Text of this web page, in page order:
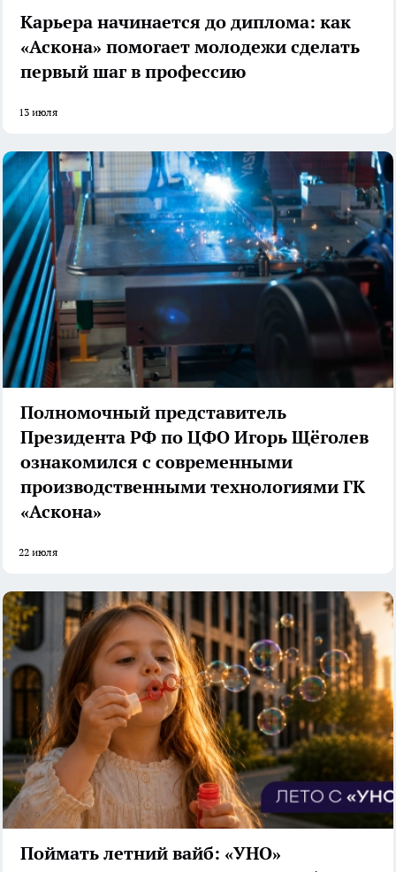
Карьера начинается до диплома: как
«Аскона» помогает молодежи сделать
первый шаг в профессию
13 июля
Полномочный представитель
Президента РФ по ЦФО Игорь Щёголев
ознакомился с современными
производственными технологиями ГК
«Аскона»
22 июля
Поймать летний вайб: «УНО»